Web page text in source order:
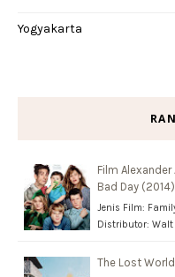
Yogyakarta
Film Alexander
Bad Day (2014)
Jenis Film:
Distributor: Walt
The Lost